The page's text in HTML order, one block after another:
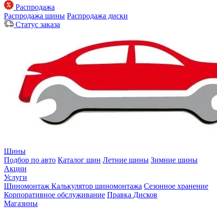
Распродажа
Распродажа шины Распродажа диски
Статус заказа
Шины
Подбор по авто Каталог шин Летние шины Зимние шины
Акции
Услуги
Шиномонтаж Калькулятор шиномонтажа Сезонное хранение
Корпоративное обслуживание Правка Дисков
Магазины